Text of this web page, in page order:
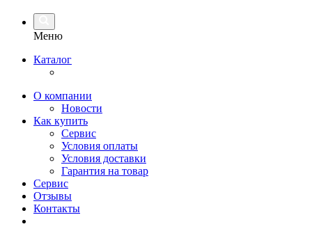
Меню
Каталог
О компании
Новости
Как купить
Сервис
Условия оплаты
Условия доставки
Гарантия на товар
Сервис
Отзывы
Контакты